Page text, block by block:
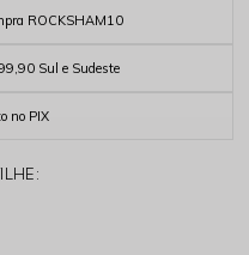
ROCKSHAM10
Sul e Sudeste
no PIX